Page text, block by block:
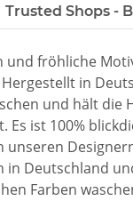
Trusted Shops -
fröhliche
Hergestellt in
und hält die
Es ist 100%
unseren
Deutschland
Farben